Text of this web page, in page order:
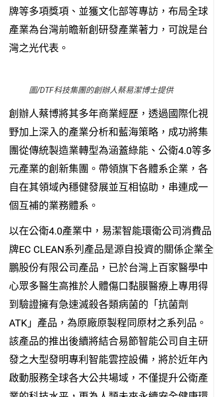
牌等多項獎項、並獲文化部等專訪，布局全球
產業為台灣前瞻新創研發產業著力，可說是台
灣之光代表。
圖/DTF科技集團的創辦人蔡易潔博士提供
創辦人蔡博將其多年商業經歷，透過國際化視
野加上深入的產業分析和藍海策略，成功將集
團從傳統製造業轉型為涵蓋綠能、公衛4.0等多
元產業的創新集團。帶領旗下各體系企業，各
自在其領域內穩健發展並互相協助，串連成一
個互補的業務體系。
以在公衛4.0產業中，易潔智能環衛公司消費品
牌EC CLEAN系列產品是源自投資的關係企業全
鵬股份有限公司產品，已於台灣上百家醫學中
心眾多醫生高推於人體傷口黏膜醫療上專用得
到驗證擁有急速滅殺各類病菌的「抗菌劑
ATK」產品，為原廠原製程同原材之系列品。
該產品的推出後續將結合易節智能公司自主研
發之大型發明專利智能雲控設備，將於近年內
啟動服務全球各大公共場域，不僅提升公衛產